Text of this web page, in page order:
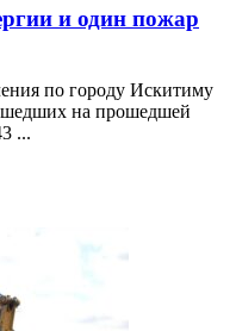
и один пожар
по городу Искитиму
на прошедшей
...